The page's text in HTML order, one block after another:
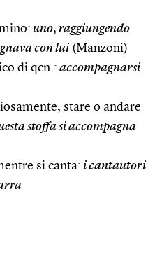
uno, raggiungendo
con lui (Manzoni)
di qcn.: accompagnarsi
stare o andare
stoffa si accompagna
si canta: i cantautori